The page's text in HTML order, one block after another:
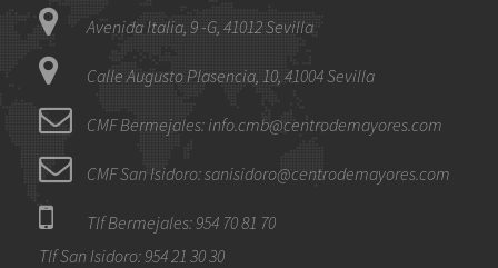
Avenida Italia, 9 -G, 41012 Sevilla
Calle Augusto Plasencia, 10, 41004 Sevilla
CMF Bermejales: info.cmb@centrodemayores.com
CMF San Isidoro: sanisidoro@centrodemayores.com
Tlf Bermejales: 954 70 81 70
Tlf San Isidoro: 954 21 30 30